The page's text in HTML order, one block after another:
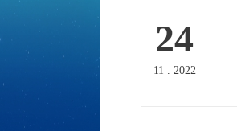
24
11 . 2022